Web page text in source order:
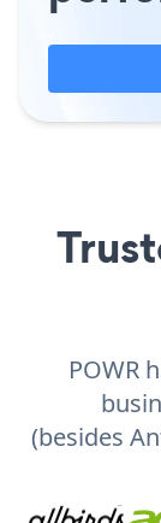
POWR
(besides